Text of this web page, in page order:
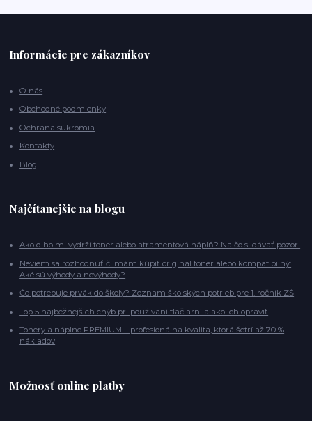
Informácie pre zákazníkov
O nás
Obchodné podmienky
Ochrana súkromia
Kontakty
Blog
Najčítanejšie na blogu
Ako dlho mi vydrží toner alebo atramentová náplň? Na čo si dávať pozor!
Neviem sa rozhodnúť či mám kúpiť originál toner alebo kompatibilný:
Aké sú výhody a nevýhody?
Čo potrebuje prvák do školy? Zoznam školských potrieb pre 1. ročník ZŠ
Top 5 najbežnejších chýb pri používaní tlačiarní a ako ich opraviť
Tonery a náplne PREMIUM – profesionálna kvalita, ktorá šetrí až 70 %
nákladov
Možnosť online platby